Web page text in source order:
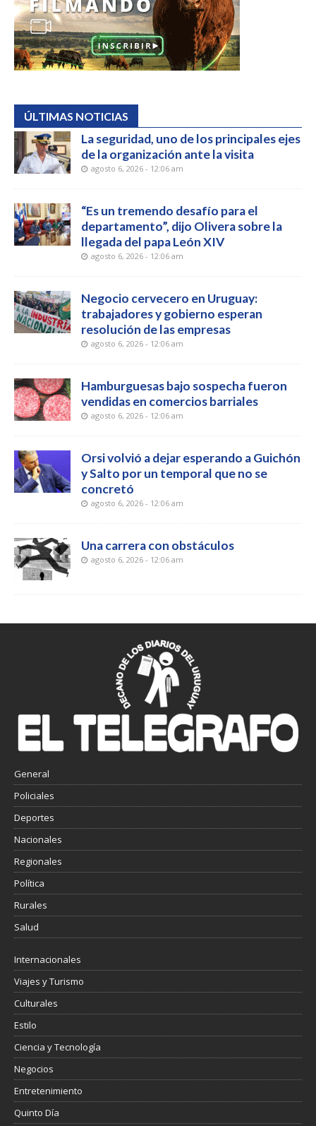
ÚLTIMAS NOTICIAS
La seguridad, uno de los principales ejes
de la organización ante la visita
agosto 6, 2026 - 12:06 am
“Es un tremendo desafío para el
departamento”, dijo Olivera sobre la
llegada del papa León XIV
agosto 6, 2026 - 12:06 am
Negocio cervecero en Uruguay:
trabajadores y gobierno esperan
resolución de las empresas
agosto 6, 2026 - 12:06 am
Hamburguesas bajo sospecha fueron
vendidas en comercios barriales
agosto 6, 2026 - 12:06 am
Orsi volvió a dejar esperando a Guichón
y Salto por un temporal que no se
concretó
agosto 6, 2026 - 12:06 am
Una carrera con obstáculos
agosto 6, 2026 - 12:06 am
General
Policiales
Deportes
Nacionales
Regionales
Política
Rurales
Salud
Internacionales
Viajes y Turismo
Culturales
Estilo
Ciencia y Tecnología
Negocios
Entretenimiento
Quinto Día